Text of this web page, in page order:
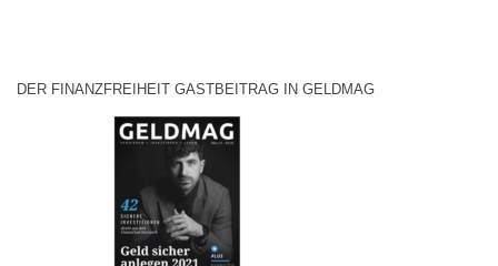
DER FINANZFREIHEIT GASTBEITRAG IN GELDMAG